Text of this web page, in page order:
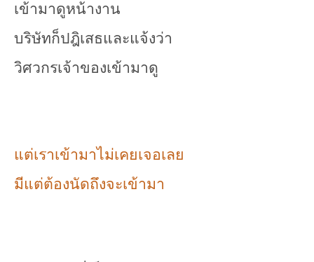
เข้ามาดูหน้างาน
บริษัทก็ปฎิเสธและแจ้งว่า
วิศวกรเจ้าของเข้ามาดู
แต่เราเข้ามาไม่เคยเจอเลย
มีแต่ต้องนัดถึงจะเข้ามา